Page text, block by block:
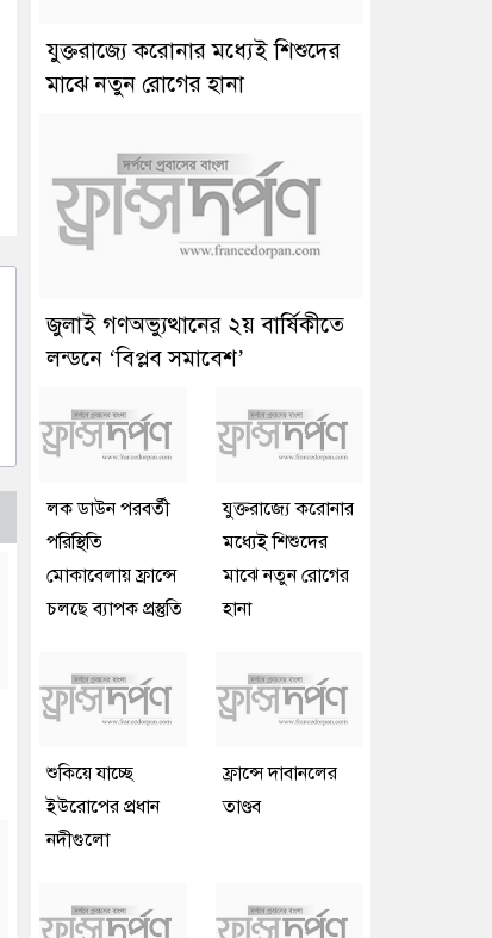
যুক্তরাজ্যে করোনার মধ্যেই শিশুদের
মাঝে নতুন রোগের হানা
জুলাই গণঅভ্যুত্থানের ২য় বার্ষিকীতে
লন্ডনে ‘বিপ্লব সমাবেশ’
লক ডাউন পরবর্তী
পরিস্থিতি
মোকাবেলায় ফ্রান্সে
চলছে ব্যাপক প্রস্তুতি
যুক্তরাজ্যে করোনার
মধ্যেই শিশুদের
মাঝে নতুন রোগের
হানা
শুকিয়ে যাচ্ছে
ইউরোপের প্রধান
নদীগুলো
ফ্রান্সে দাবানলের
তাণ্ডব